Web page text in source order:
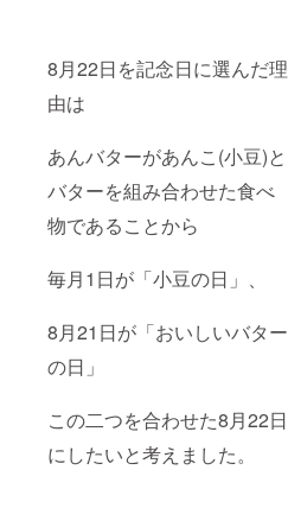
8月22日を記念日に選んだ理
由は
あんバターがあんこ(小豆)と
バターを組み合わせた食べ
物であることから
毎月1日が「小豆の日」、
8月21日が「おいしいバター
の日」
この二つを合わせた8月22日
にしたいと考えました。